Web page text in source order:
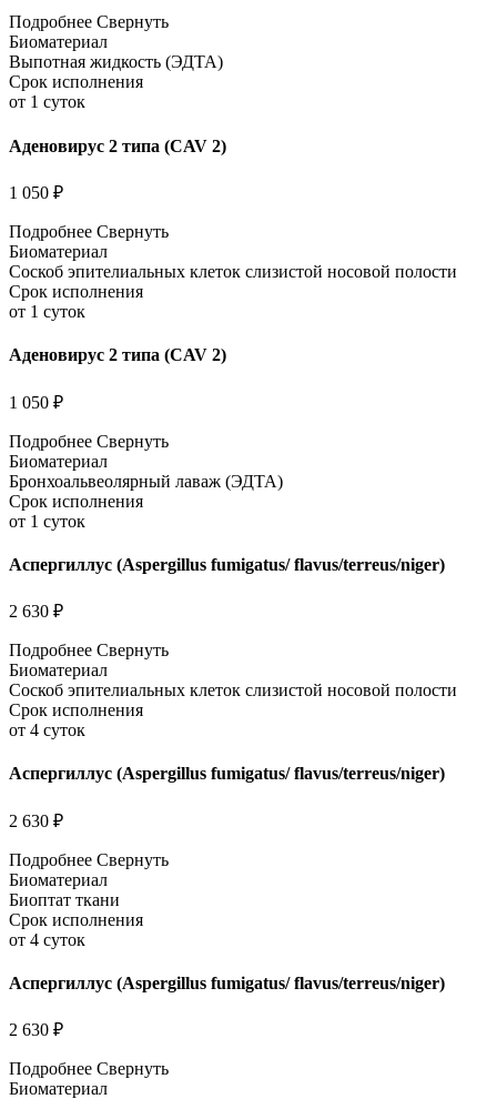
Подробнее Свернуть
Биоматериал
Выпотная жидкость (ЭДТА)
Срок исполнения
от 1 суток
Аденовирус 2 типа (CAV 2)
1 050 ₽
Подробнее Свернуть
Биоматериал
Соскоб эпителиальных клеток слизистой носовой полости
Срок исполнения
от 1 суток
Аденовирус 2 типа (CAV 2)
1 050 ₽
Подробнее Свернуть
Биоматериал
Бронхоальвеолярный лаваж (ЭДТА)
Срок исполнения
от 1 суток
Аспергиллус (Aspergillus fumigatus/ flavus/terreus/niger)
2 630 ₽
Подробнее Свернуть
Биоматериал
Соскоб эпителиальных клеток слизистой носовой полости
Срок исполнения
от 4 суток
Аспергиллус (Aspergillus fumigatus/ flavus/terreus/niger)
2 630 ₽
Подробнее Свернуть
Биоматериал
Биоптат ткани
Срок исполнения
от 4 суток
Аспергиллус (Aspergillus fumigatus/ flavus/terreus/niger)
2 630 ₽
Подробнее Свернуть
Биоматериал